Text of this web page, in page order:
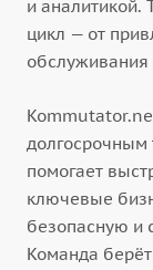
и аналитикой.
цикл — от
долгосрочным
помогает
ключевые
безопасную и
Команда